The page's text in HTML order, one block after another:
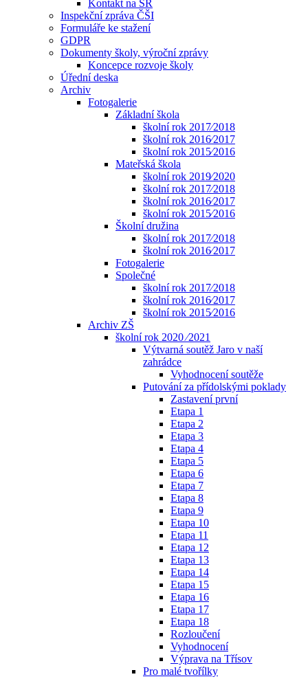
Kontakt na ŠR
Inspekční zpráva ČŠI
Formuláře ke stažení
GDPR
Dokumenty školy, výroční zprávy
Koncepce rozvoje školy
Úřední deska
Archiv
Fotogalerie
Základní škola
školní rok 2017⁄2018
školní rok 2016⁄2017
školní rok 2015⁄2016
Mateřská škola
školní rok 2019⁄2020
školní rok 2017⁄2018
školní rok 2016⁄2017
školní rok 2015⁄2016
Školní družina
školní rok 2017⁄2018
školní rok 2016⁄2017
Fotogalerie
Společné
školní rok 2017⁄2018
školní rok 2016⁄2017
školní rok 2015⁄2016
Archiv ZŠ
školní rok 2020 ⁄2021
Výtvarná soutěž Jaro v naší
zahrádce
Vyhodnocení soutěže
Putování za přídolskými poklady
Zastavení první
Etapa 1
Etapa 2
Etapa 3
Etapa 4
Etapa 5
Etapa 6
Etapa 7
Etapa 8
Etapa 9
Etapa 10
Etapa 11
Etapa 12
Etapa 13
Etapa 14
Etapa 15
Etapa 16
Etapa 17
Etapa 18
Rozloučení
Vyhodnocení
Výprava na Třísov
Pro malé tvořílky